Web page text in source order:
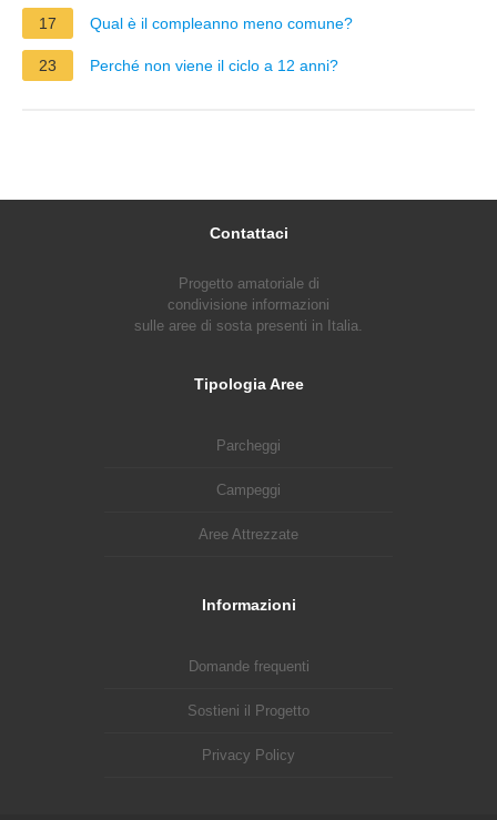
17 Qual è il compleanno meno comune?
23 Perché non viene il ciclo a 12 anni?
Contattaci
Progetto amatoriale di
condivisione informazioni
sulle aree di sosta presenti in Italia.
Tipologia Aree
Parcheggi
Campeggi
Aree Attrezzate
Informazioni
Domande frequenti
Sostieni il Progetto
Privacy Policy